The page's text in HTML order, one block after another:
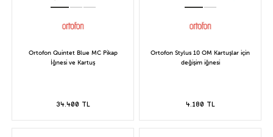
Ortofon Quintet Blue MC Pikap
İğnesi ve Kartuş
34.400 TL
Ortofon Stylus 10 OM Kartuşlar için
değişim iğnesi
4.180 TL